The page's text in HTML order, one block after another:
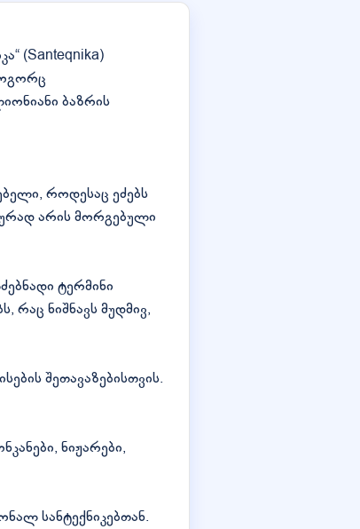
(Santeqnika)
ბაზრის
როდესაც ეძებს
არის მორგებული
ტერმინი
რაც ნიშნავს მუდმივ,
შეთავაზებისთვის.
ნიჟარები,
სანტექნიკებთან.